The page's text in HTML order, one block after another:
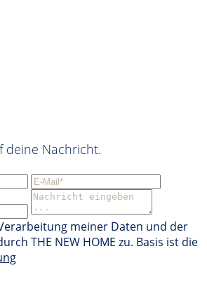
deine Nachricht.
meiner Daten und der
THE NEW HOME zu. Basis ist die